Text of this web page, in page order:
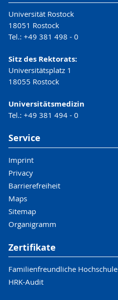
Universität Rostock
18051 Rostock
Tel.: +49 381 498 - 0
Sitz des Rektorats:
Universitätsplatz 1
18055 Rostock
Universitätsmedizin
Tel.: +49 381 494 - 0
Service
Imprint
Privacy
Barrierefreiheit
Maps
Sitemap
Organigramm
Zertifikate
Familienfreundliche Hochschule
HRK-Audit